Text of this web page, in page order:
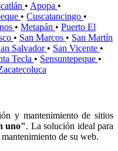
• Apopa •
• Cuscatancingo •
• Metapán • Puerto El
• San Marcos • San Martín
Salvador • San Vicente •
Tecla • Sensuntepeque •
y mantenimiento de sitios
uno". La solución ideal para
de su web.